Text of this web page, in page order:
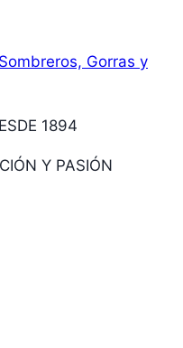
1894
Y PASIÓN